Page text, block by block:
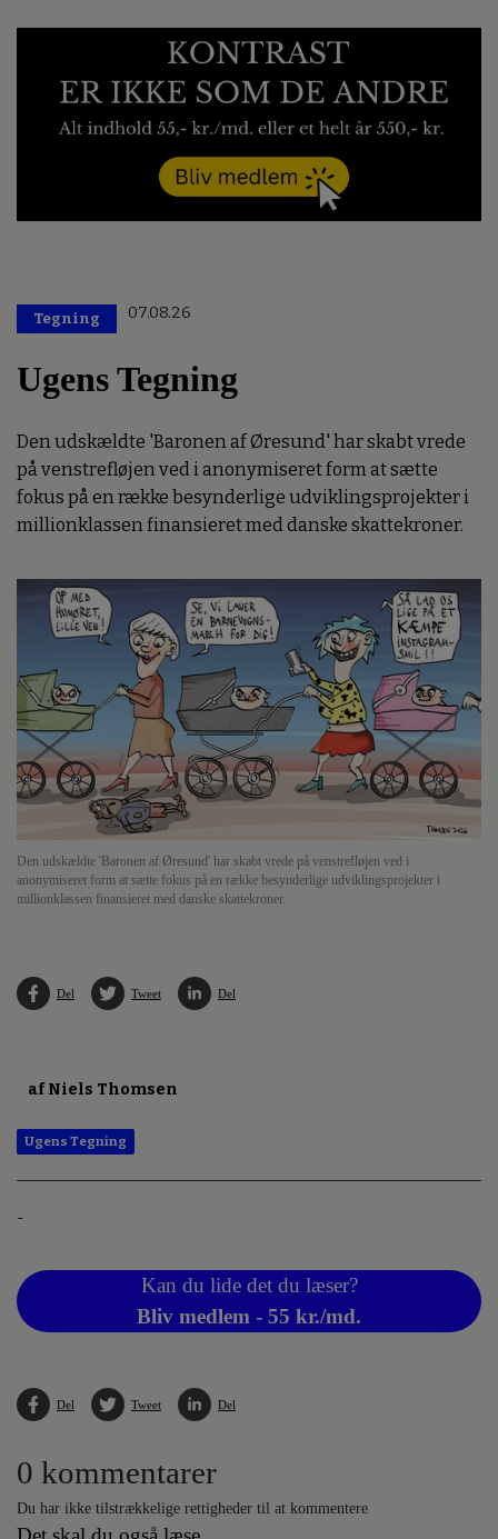
Tegning 07.08.26
Ugens Tegning
Den udskældte 'Baronen af Øresund' har skabt vrede
på venstrefløjen ved i anonymiseret form at sætte
fokus på en række besynderlige udviklingsprojekter i
millionklassen finansieret med danske skattekroner.
Den udskældte 'Baronen af Øresund' har skabt vrede på venstrefløjen ved i
anonymiseret form at sætte fokus på en række besynderlige udviklingsprojekter i
millionklassen finansieret med danske skattekroner.
Del Tweet Del
af Niels Thomsen
Ugens Tegning
-
Kan du lide det du læser?
Bliv medlem - 55 kr./md.
Del Tweet Del
0 kommentarer
Du har ikke tilstrækkelige rettigheder til at kommentere